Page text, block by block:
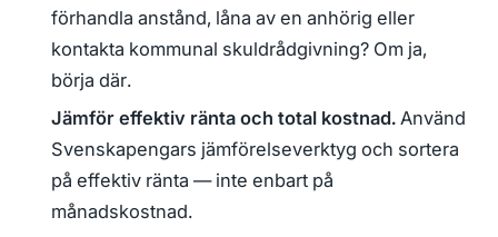
förhandla anstånd, låna av en anhörig eller
kontakta kommunal skuldrådgivning? Om ja,
börja där.
Jämför effektiv ränta och total kostnad. Använd
Svenskapengars jämförelseverktyg och sortera
på effektiv ränta — inte enbart på
månadskostnad.